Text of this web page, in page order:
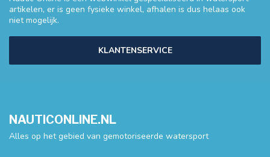
artikelen, er is geen fysieke winkel, afhalen is dus helaas ook
niet mogelijk.
KLANTENSERVICE
NAUTICONLINE.NL
Alles op het gebied van gemotoriseerde watersport